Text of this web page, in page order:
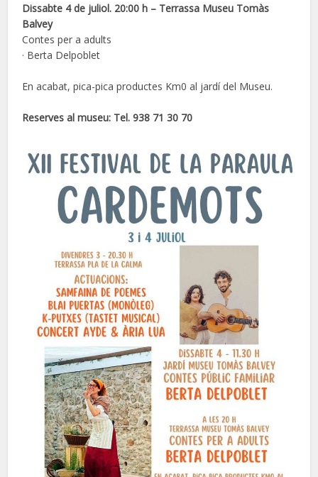
Dissabte 4 de juliol. 20:00 h – Terrassa Museu Tomàs
Balvey
Contes per a adults
· Berta Delpoblet
En acabat, pica-pica productes Km0 al jardí del Museu.
Reserves al museu: Tel. 938 71 30 70